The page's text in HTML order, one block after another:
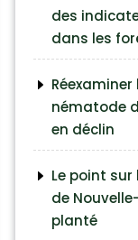
des
dans les
nématode
en déclin
Le point
de
planté